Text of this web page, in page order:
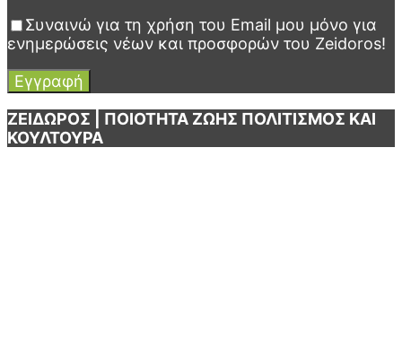
Συναινώ για τη χρήση του Email μου μόνο για
ενημερώσεις νέων και προσφορών του Zeidoros!
ΖΕΙΔΩΡΟΣ | ΠΟΙΟΤΗΤΑ ΖΩΗΣ ΠΟΛΙΤΙΣΜΟΣ ΚΑΙ
ΚΟΥΛΤΟΥΡΑ